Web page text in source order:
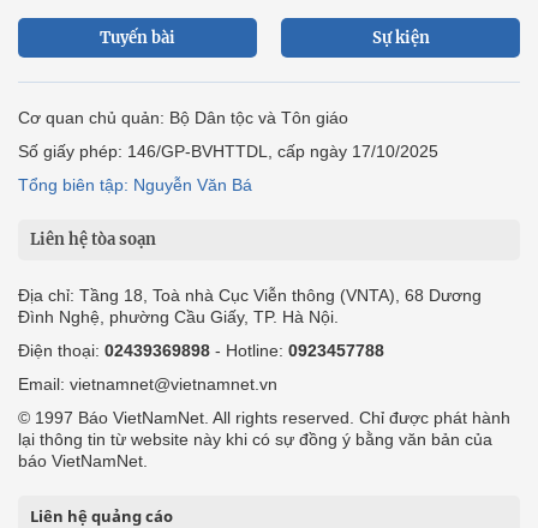
Tuyến bài Sự kiện
Cơ quan chủ quản: Bộ Dân tộc và Tôn giáo
Số giấy phép: 146/GP-BVHTTDL, cấp ngày 17/10/2025
Tổng biên tập: Nguyễn Văn Bá
Liên hệ tòa soạn
Địa chỉ: Tầng 18, Toà nhà Cục Viễn thông (VNTA), 68 Dương
Đình Nghệ, phường Cầu Giấy, TP. Hà Nội.
Điện thoại: 02439369898 - Hotline: 0923457788
Email: vietnamnet@vietnamnet.vn
© 1997 Báo VietNamNet. All rights reserved. Chỉ được phát hành
lại thông tin từ website này khi có sự đồng ý bằng văn bản của
báo VietNamNet.
Liên hệ quảng cáo